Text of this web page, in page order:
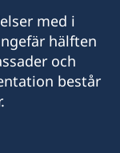
med i
hälften
och
består